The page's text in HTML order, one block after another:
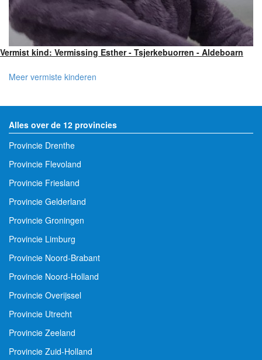
Vermist kind: Vermissing Esther - Tsjerkebuorren - Aldeboarn
Meer vermiste kinderen
Alles over de 12 provincies
Provincie Drenthe
Provincie Flevoland
Provincie Friesland
Provincie Gelderland
Provincie Groningen
Provincie Limburg
Provincie Noord-Brabant
Provincie Noord-Holland
Provincie Overijssel
Provincie Utrecht
Provincie Zeeland
Provincie Zuid-Holland